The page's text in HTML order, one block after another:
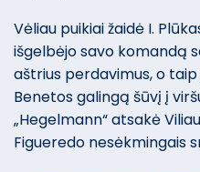
Vėliau puikiai žaidė I.
išgelbėjo savo komandą
aštrius perdavimus, o
Benetos galingą šūvį į
„Hegelmann“ atsakė
Figueredo nesėkmingais